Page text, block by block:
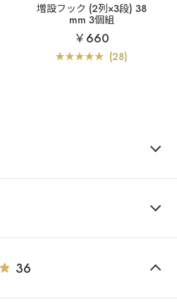
増設フック (2列×3段) 38
mm 3個組
￥660
(28)
36